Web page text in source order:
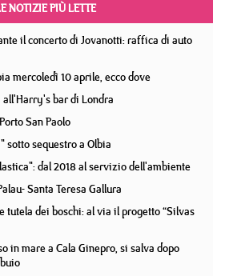
NOTIZIE PIÙ LETTE
il concerto di Jovanotti: raffica di auto
mercoledì 10 aprile, ecco dove
all'Harry's bar di Londra
San Paolo
sotto sequestro a Olbia
dal 2018 al servizio dell'ambiente
Santa Teresa Gallura
tutela dei boschi: al via il progetto “Silvas
in mare a Cala Ginepro, si salva dopo